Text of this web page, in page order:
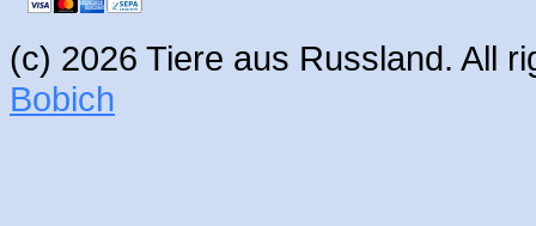
(c) 2026 Tiere aus Russland. All
Bobich